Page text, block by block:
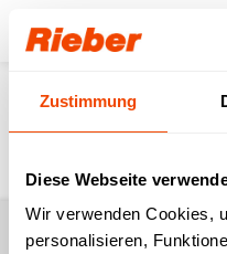
Zustimmung
Diese Webseite
Wir verwenden Cookies,
personalisieren,
News